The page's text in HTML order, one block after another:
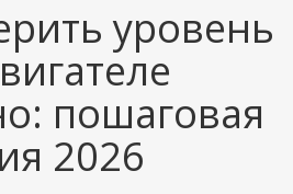
уровень
пошаговая
2026